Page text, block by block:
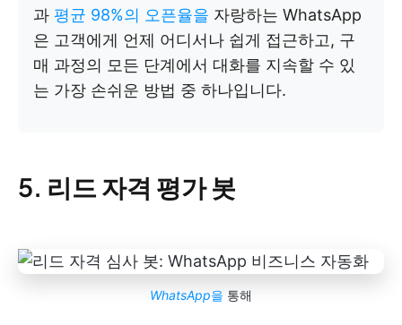
과 평균 98%의 오픈율을 자랑하는 WhatsApp
은 고객에게 언제 어디서나 쉽게 접근하고, 구
매 과정의 모든 단계에서 대화를 지속할 수 있
는 가장 손쉬운 방법 중 하나입니다.
5. 리드 자격 평가 봇
WhatsApp을 통해